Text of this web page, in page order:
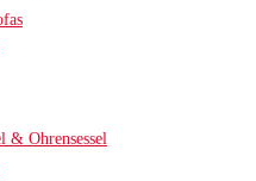
& Ohrensessel